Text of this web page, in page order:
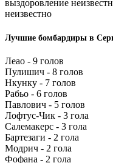
выздоровление
неизвестно
Лучшие бомбардиры в
Леао - 9 голов
Пулишич - 8 голов
Нкунку - 7 голов
Рабьо - 6 голов
Павлович - 5 голов
Лофтус-Чик - 3 гола
Салемакерс - 3 гола
Бартезаги - 2 гола
Модрич - 2 гола
Фофана - 2 гола